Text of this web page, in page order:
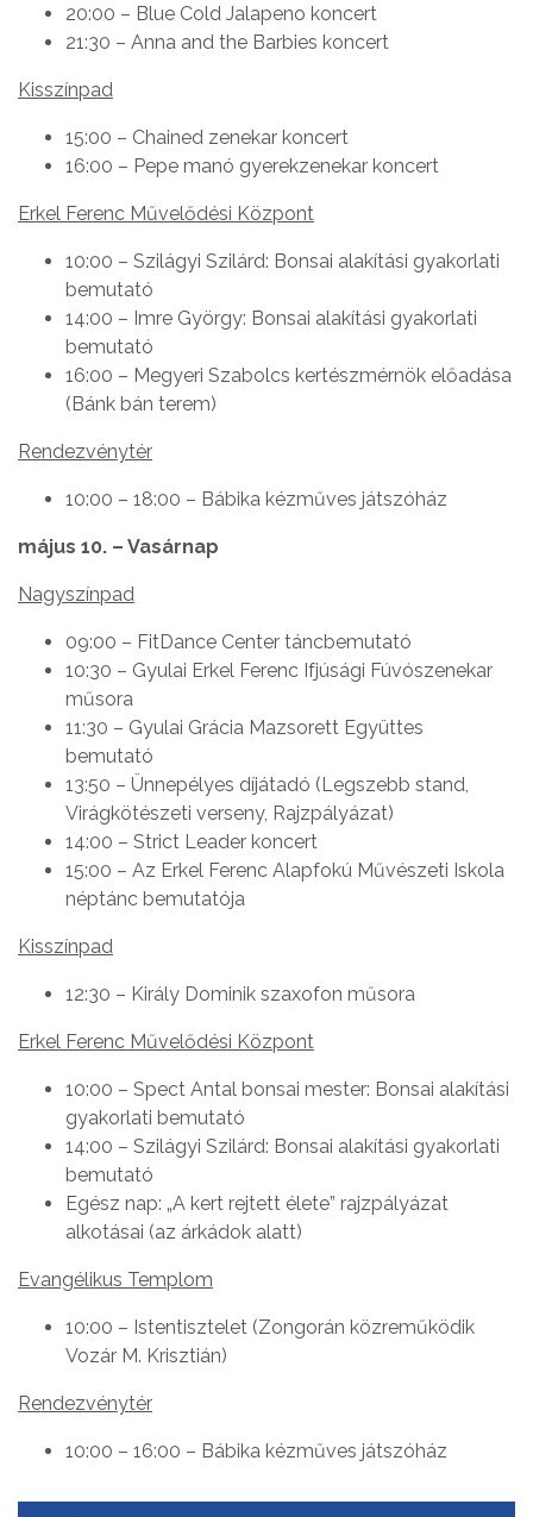
20:00 – Blue Cold Jalapeno koncert
21:30 – Anna and the Barbies koncert
Kisszínpad
15:00 – Chained zenekar koncert
16:00 – Pepe manó gyerekzenekar koncert
Erkel Ferenc Művelődési Központ
10:00 – Szilágyi Szilárd: Bonsai alakítási gyakorlati
bemutató
14:00 – Imre György: Bonsai alakítási gyakorlati
bemutató
16:00 – Megyeri Szabolcs kertészmérnök előadása
(Bánk bán terem)
Rendezvénytér
10:00 – 18:00 – Bábika kézműves játszóház
május 10. – Vasárnap
Nagyszínpad
09:00 – FitDance Center táncbemutató
10:30 – Gyulai Erkel Ferenc Ifjúsági Fúvószenekar
műsora
11:30 – Gyulai Grácia Mazsorett Együttes
bemutató
13:50 – Ünnepélyes díjátadó (Legszebb stand,
Virágkötészeti verseny, Rajzpályázat)
14:00 – Strict Leader koncert
15:00 – Az Erkel Ferenc Alapfokú Művészeti Iskola
néptánc bemutatója
Kisszínpad
12:30 – Király Dominik szaxofon műsora
Erkel Ferenc Művelődési Központ
10:00 – Spect Antal bonsai mester: Bonsai alakítási
gyakorlati bemutató
14:00 – Szilágyi Szilárd: Bonsai alakítási gyakorlati
bemutató
Egész nap: „A kert rejtett élete” rajzpályázat
alkotásai (az árkádok alatt)
Evangélikus Templom
10:00 – Istentisztelet (Zongorán közreműködik
Vozár M. Krisztián)
Rendezvénytér
10:00 – 16:00 – Bábika kézműves játszóház